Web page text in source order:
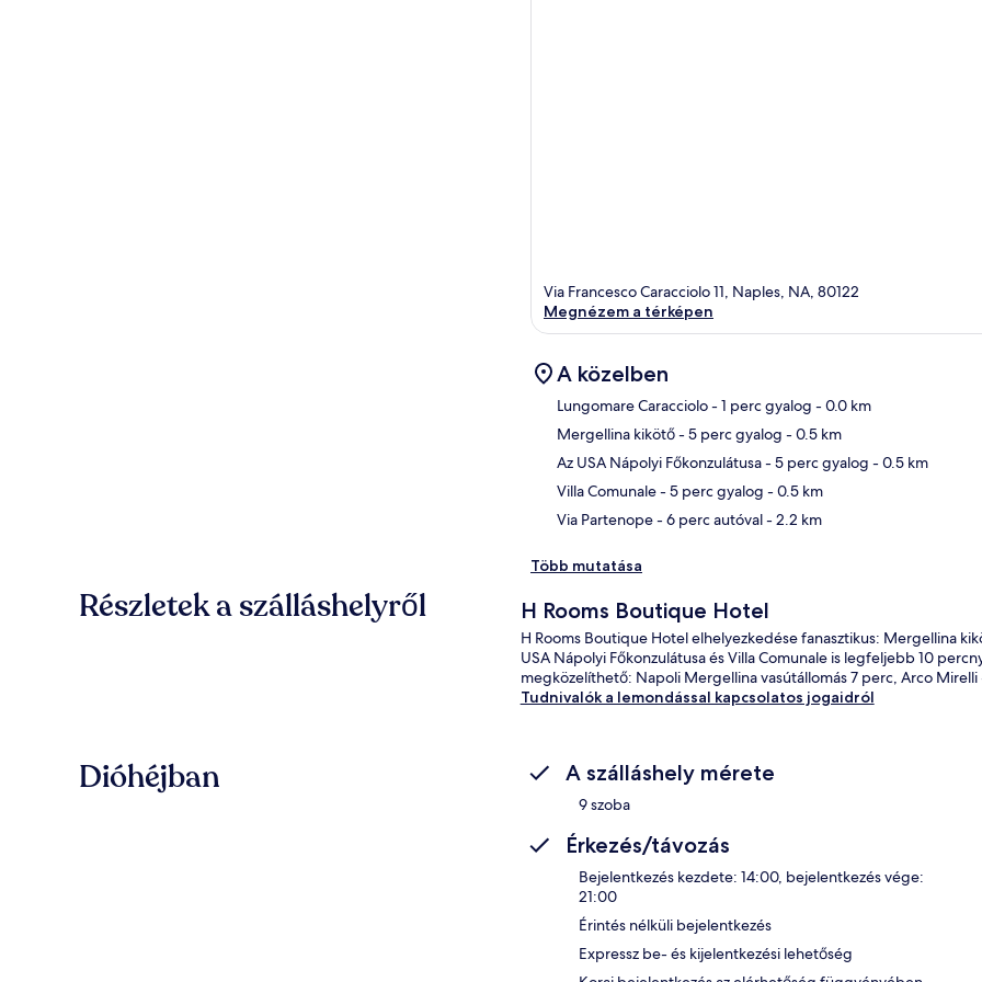
Via Francesco Caracciolo 11, Naples, NA, 80122
Megnézem a térképen
A közelben
Lungomare Caracciolo- 1 perc gyalog - 0.0 km
Mergellina kikötő- 5 perc gyalog - 0.5 km
Az USA Nápolyi Főkonzulátusa- 5 perc gyalog - 0.5 km
Villa Comunale- 5 perc gyalog - 0.5 km
Via Partenope- 6 perc autóval- 2.2 km
Több mutatása
Részletek a szálláshelyről H Rooms Boutique Hotel
H Rooms Boutique Hotel elhelyezkedése fanasztikus: Mergellina
USA Nápolyi Főkonzulátusa és Villa Comunale is legfeljebb 10
megközelíthető: Napoli Mergellina vasútállomás 7 perc, Arco
Tudnivalók a lemondással kapcsolatos jogaidról
Dióhéjban A szálláshely mérete
9 szoba
Érkezés/távozás
Bejelentkezés kezdete: 14:00, bejelentkezés vége:
21:00
Érintés nélküli bejelentkezés
Expressz be- és kijelentkezési lehetőség